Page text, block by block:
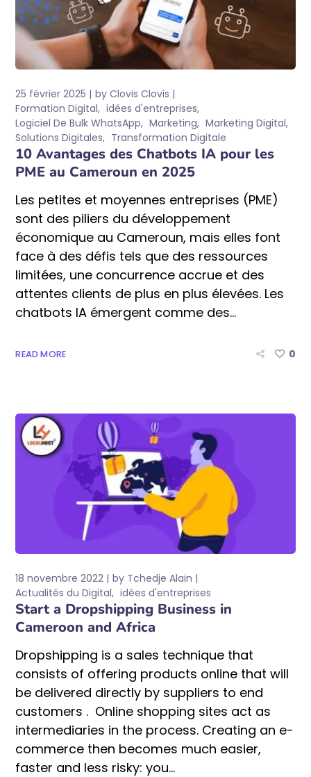
25 février 2025 byClovis Clovis
Formation Digital idées d'entreprises
Logiciel De Bulk WhatsApp Marketing Marketing Digital
Solutions Digitales
Transformation Digitale
10 Avantages des Chatbots IA pour les
PME au Cameroun en 2025
Les petites et moyennes entreprises (PME)
sont des piliers du développement
économique au Cameroun, mais elles font
face à des défis tels que des ressources
limitées, une concurrence accrue et des
attentes clients de plus en plus élevées. Les
chatbots IA émergent comme des...
READ MORE 0
18 novembre 2022 by Tchedje Alain
Actualités du Digital idées d'entreprises
Start a Dropshipping Business in
Cameroon and Africa
Dropshipping is a sales technique that
consists of offering products online that will
be delivered directly by suppliers to end
customers . Online shopping sites act as
intermediaries in the process. Creating an e-
commerce then becomes much easier,
faster and less risky: you...